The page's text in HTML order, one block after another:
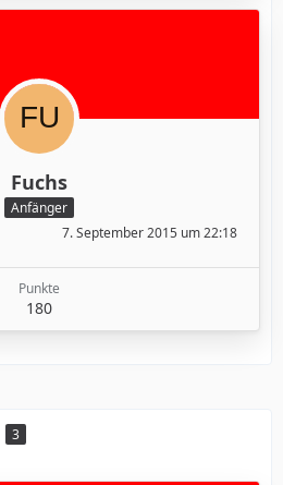
Fuchs
Anfänger
7. September 2015 um 22:18
Punkte
180
3